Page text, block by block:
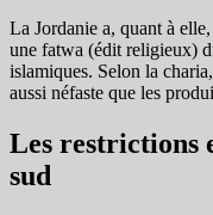
La Jordanie a, quant à
une fatwa (édit religieux)
islamiques. Selon la
aussi néfaste que les
Les restrictions
sud